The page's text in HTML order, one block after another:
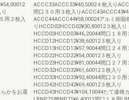
用２枚入
かをお選
ACCC33ACCC33¥40,5002４枚入り
間口３０用３枚入り
ACCC44ACCC44¥58,00024アルミ樹脂
りHCCD02HCCD02¥30,80012３枚入り
HCCD03HCCD03¥46,20044間口１８用
HCCD12HCCD12¥38,60012３枚入り
HCCD13HCCD13¥57,90044間口２４用
HCCD22HCCD22¥54,00012３枚入り
HCCD23HCCD23¥81,00044間口２７用
HCCD32HCCD32¥61,60012３枚入り
HCCD33HCCD33¥92,40044間口３０用
HCCD42HCCD42¥69,40012３枚入り
HCCD43HCCD43¥104,10044たて連棟